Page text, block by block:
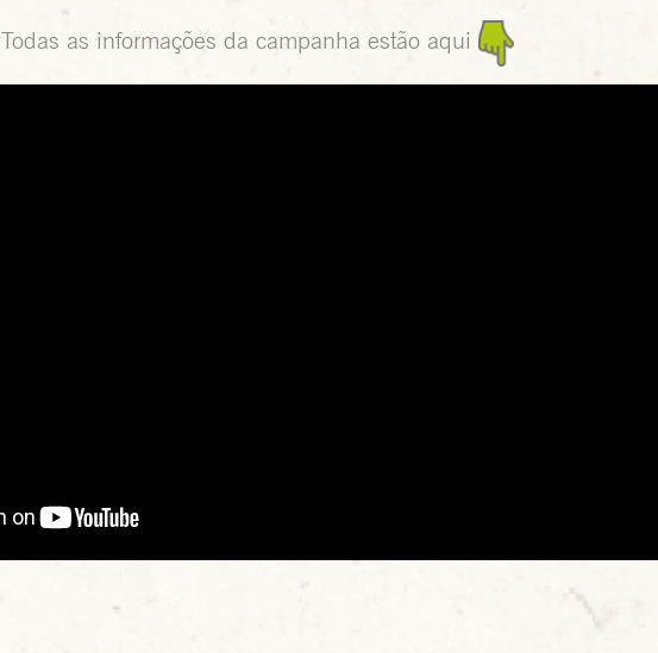
Todas as informações da campanha estão aqui